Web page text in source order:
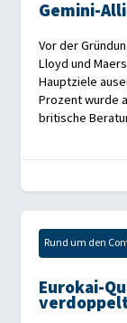
Gemini-
Vor der
Lloyd und
Hauptziele
Prozent wurde
britische
Rund um den
Eurokai-